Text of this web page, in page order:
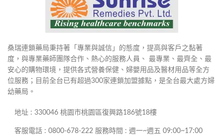
桑瑞連鎖藥局秉持著「專業與誠信」的態度，提高與客戶之黏著
度，與專業藥師團隊合作、熱心的服務人員、 最專業、最齊全、最
安心的購物環境，提供各式營養保健、婦嬰用品及醫材用品等全方
位服務；目前全台已有超過300家連鎖加盟據點，是全台最大處方婦
幼藥局。
地址 : 330046 桃園市桃園區復興路186號18樓
客服電話 : 0800-678-222 服務時間 : 週一~週五 09:00~17:00